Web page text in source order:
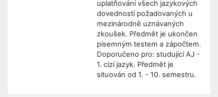
uplatňování všech jazykových
dovedností požadovaných u
mezinárodně uznávaných
zkoušek. Předmět je ukončen
písemným testem a zápočtem.
Doporučeno pro: studující AJ -
1. cizí jazyk. Předmět je
situován od 1. - 10. semestru.